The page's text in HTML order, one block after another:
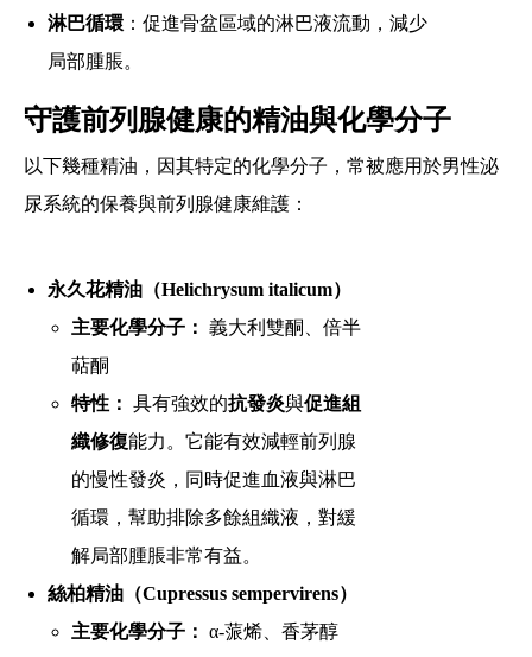
淋巴循環 ：促進骨盆區域的淋巴液流動，減少
局部腫脹。
守護前列腺健康的精油與化學分子
以下幾種精油，因其特定的化學分子，常被應用於男性泌
尿系統的保養與前列腺健康維護：
永久花精油（Helichrysum italicum）
主要化學分子： 義大利雙酮、倍半
萜酮
特性： 具有強效的抗發炎與促進組
織修復能力。它能有效減輕前列腺
的慢性發炎，同時促進血液與淋巴
循環，幫助排除多餘組織液，對緩
解局部腫脹非常有益。
絲柏精油（Cupressus sempervirens）
主要化學分子： α-蒎烯、香茅醇